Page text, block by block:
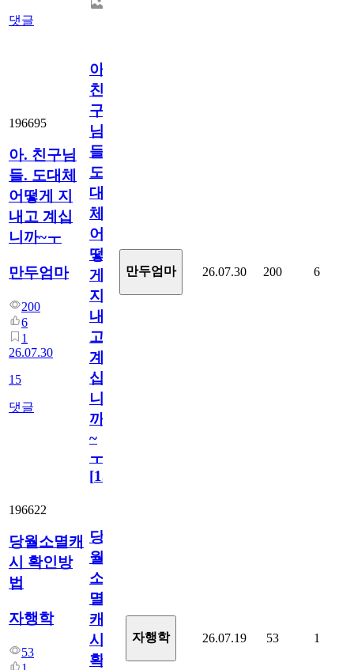
댓글
196695
아. 친구님
들. 도대체
어떻게 지
내고 계십
니까~ㅜ
만두엄마
200
6
1
26.07.30
15
댓글
아.
친
구
님
들.
도
대
체
어
떻
게
지
내
고
계
십
니
까
~
ㅜ
[15
만두엄마 26.07.30 200 6
196622
당월소멸캐
시 확인방
법
자행학
53
당
월
소
멸
캐
시
확
자행학 26.07.19 53 1